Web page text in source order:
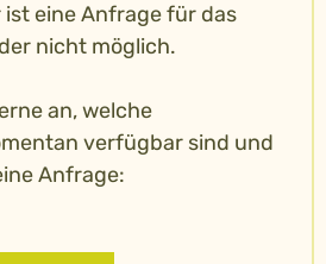
eine Anfrage für das
nicht möglich.
an, welche
verfügbar sind und
Anfrage: